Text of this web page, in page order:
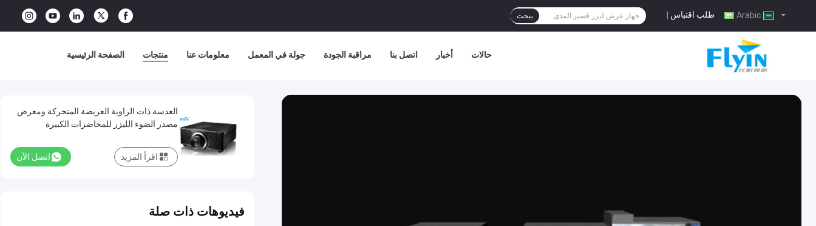
طلب اقتباس يبحث
الصفحة الرئيسية منتجات معلومات عنا جولة في المعمل مراقبة الجودة اتصل بنا أخبار حالات
العدسة ذات الزاوية العريضة المتحركة ومعرض
مصدر الضوء الليزر للمحاضرات الكبيرة
اتصل الآن اقرأ المزيد
فيديوهات ذات صلة